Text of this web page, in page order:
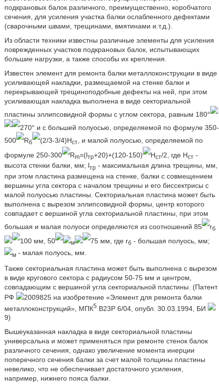
подкрановых балок различного, преимущественно, коробчатого
сечения, для усиления участка балки ослабленного дефектами
(сварочными швами, трещинами, вмятинами и.т.д.).
Из области техники известны различные элементы для усиления
поврежденных участков подкрановых балок, испытывающих
большие нагрузки, а также способы их крепления.
Известен элемент для ремонта балки металлоконструкции в виде
усиливающей накладки, размещаемой на стенке балки и
перекрывающей трещиноподобные дефекты на ней, при этом
усиливающая накладка выполнена в виде секториальной
пластины эллипсовидной формы с углом сектора, равным 180°
270° и с большей полуосью, определяемой по формуле 350-
500
Rб (2/3-3/4)Hст, и малой полуосью, определяемой по
формуле 250-300
Rm=(lтр+20)+(120-150) Нст/2, где Нст-
высота стенки балки, мм; lтр - максимальная длина трещины, мм,
при этом пластина размещена на стенке, балки с совмещением
вершины угла сектора с началом трещины и его биссектрисы с
малой полуосью пластины. Секториальная пластина может быть
выполнена с вырезом эллипсовидной формы, центр которого
совпадает с вершиной угла секториальной пластины, при этом
большая и малая полуоси определяются из соотношений 85
rб
100 мм, 50 м 75 мм, где rб- большая полуось, мм;
м- малая полуось, мм.
Также секториальная пластина может быть выполнена с вырезом
в виде кругового сектора с радиусом 50-75 мм и центром,
совпадающим с вершиной угла секториальной пластины. (Патент
РФ
2009825 на изобретение «Элемент для ремонта балки
металлоконструкций», МПК5 В23Р 6/04, опубл. 30.03.1994, БИ
9)
Вышеуказанная накладка в виде секториальной пластины
универсальна и может применяться при ремонте стенок балок
различного сечения, однако увеличение момента инерции
поперечного сечения балки за счет малой толщины пластины
невелико, что не обеспечивает достаточного усиления,
например, нижнего пояса балки.